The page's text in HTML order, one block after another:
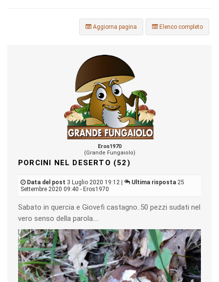
Elenco completo
Aggiorna pagina
Eros1970
(Grande Fungaiolo)
PORCINI NEL DESERTO (52)
Data del post 3 Luglio 2020 19:12 | Ultima risposta 25
Settembre 2020 09:40 - Eros1970
Sabato in quercia e Giovefi castagno..50 pezzi sudati nel
vero senso della parola....